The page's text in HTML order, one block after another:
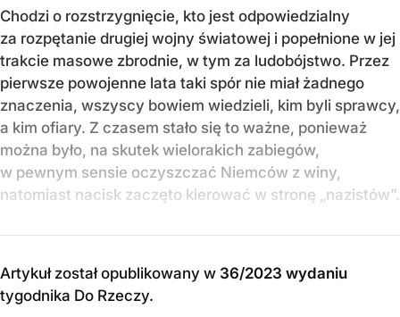
Chodzi o rozstrzygnięcie, kto jest odpowiedzialny
za rozpętanie drugiej wojny światowej i popełnione w jej
trakcie masowe zbrodnie, w tym za ludobójstwo. Przez
pierwsze powojenne lata taki spór nie miał żadnego
znaczenia, wszyscy bowiem wiedzieli, kim byli sprawcy,
a kim ofiary. Z czasem stało się to ważne, ponieważ
można było, na skutek wielorakich zabiegów,
w pewnym sensie oczyszczać Niemców z winy,
natomiast nacisk zaczęto kierować w stronę „nazistów”.
Artykuł został opublikowany w 36/2023 wydaniu
tygodnika Do Rzeczy.